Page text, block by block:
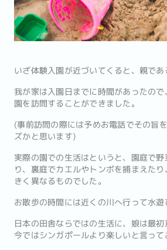
いざ体験入園が近づいてくると、親であ
我が家は入園日までに時間があったの
園を訪問することができました。
(事前訪問の際には予めお電話でその旨
ズかと思います)
実際の園での生活はというと、園庭で
り、裏庭でカエルやトンボを捕まえた
きく異なるものでした。
お散歩の時間には近くの川へ行って水遊
日本の田舎ならではの生活に、娘は最初
今ではシンガポールより楽しいと言っ